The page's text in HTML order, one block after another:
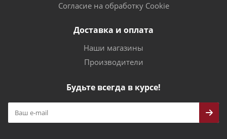
Согласие на обработку Cookie
Доставка и оплата
Наши магазины
Производители
Будьте всегда в курсе!